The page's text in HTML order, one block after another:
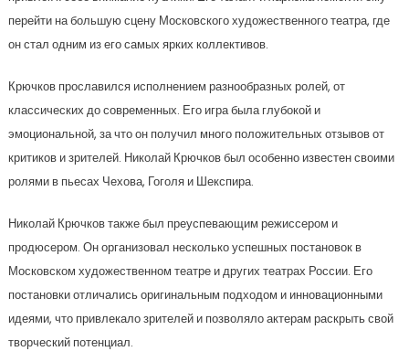
перейти на большую сцену Московского художественного театра, где
он стал одним из его самых ярких коллективов.
Крючков прославился исполнением разнообразных ролей, от
классических до современных. Его игра была глубокой и
эмоциональной, за что он получил много положительных отзывов от
критиков и зрителей. Николай Крючков был особенно известен своими
ролями в пьесах Чехова, Гоголя и Шекспира.
Николай Крючков также был преуспевающим режиссером и
продюсером. Он организовал несколько успешных постановок в
Московском художественном театре и других театрах России. Его
постановки отличались оригинальным подходом и инновационными
идеями, что привлекало зрителей и позволяло актерам раскрыть свой
творческий потенциал.